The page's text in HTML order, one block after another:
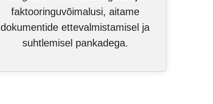
faktooringuvõimalusi, aitame
dokumentide ettevalmistamisel ja
suhtlemisel pankadega.